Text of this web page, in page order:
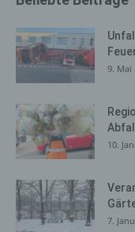
9. Mai
10.
7.
übernommen wird.
merkt sich die
Warenkorb gelegt
Die betroffene
entsprechenden
Internetbrowsers
Cookies dauerhaft
Internetbrowser
gelöscht werden.
Internetbrowsern